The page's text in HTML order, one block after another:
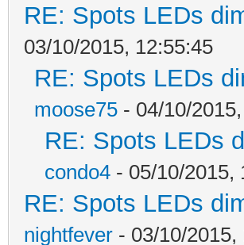
RE: Spots LEDs
03/10/2015, 12:55:45
RE: Spots LEDs
moose75 - 04/10/
RE: Spots LEDs
condo4 - 05/10/2015,
RE: Spots LEDs
nightfever - 03/10/2015,